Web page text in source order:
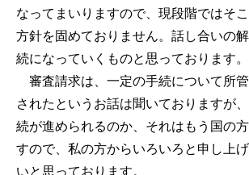
なってまいりますので、現段階ではそ
方針を固めておりません。話し合いの
続になっていくものと思っております。
審査請求は、一定の手続について所
されたというお話は聞いておりますが
続が進められるのか、それはもう国の
すので、私の方からいろいろと申し上
いと思っております。